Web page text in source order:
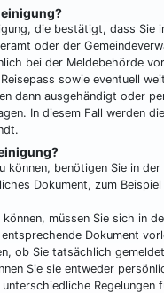
die bestätigt, dass
oder der
bei der Meldebehörde
sowie eventuell
dann ausgehändigt oder
In diesem Fall werden
können, benötigen Sie in
Dokument, zum
müssen Sie sich in
Dokument
ob Sie tatsächlich
Sie sie entweder